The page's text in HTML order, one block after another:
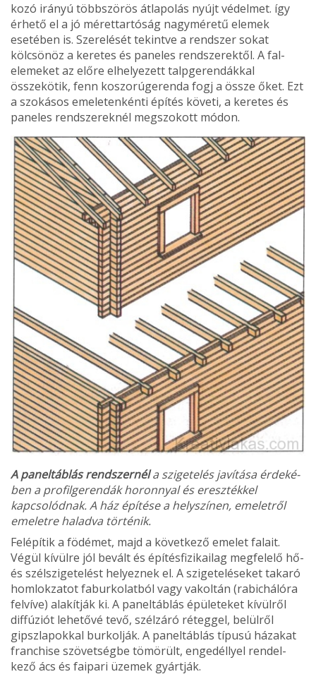
kozó irányú többszörös átla­polás nyújt védelmet. így
ér­hető el a jó mérettartóság nagyméretű elemek
esetében is. Szerelését tekintve a rend­szer sokat
kölcsönöz a keretes és paneles rendszerektől. A fal­
elemeket az előre elhelyezett talpgerendákkal
összekötik, fenn koszorúgerenda fogj a össze őket. Ezt
a szokásos emeletenkénti építés követi, a keretes és
paneles rendszerek­nél megszokott módon.
A paneltáblás rendszernéla szigetelés ja­vítása érdeké­
ben a profil­gerendák ho­ronnyal és eresztékkel
kapcsolód­nak. A ház építése a helyszínen, emeletről
emeletre ha­ladva törté­nik.
Fel­építik a födémet, majd a kö­vetkező emelet falait.
Végül kívülre jól bevált és építésfizikailag megfelelő hő-
és szél­szigetelést helyeznek el. A szi­geteléseket takaró
homlokza­tot faburkolatból vagy vakol­tán (rabichálóra
felvíve) ala­kítják ki. A paneltáblás épü­leteket kívülről
diffúziót lehe­tővé tevő, szélzáró réteggel, belülről
gipszlapokkal burkol­ják. A paneltáblás típusú há­zakat
franchise szövetségbe tömörült, engedéllyel rendel­
kező ács és faipari üzemek gyártják.